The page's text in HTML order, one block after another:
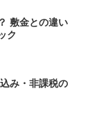
敷金との違い
ク
み・非課税の